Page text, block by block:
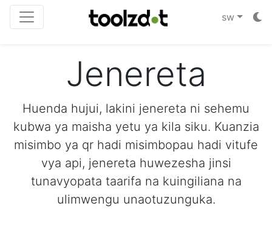
sw
Jenereta
Huenda hujui, lakini jenereta ni sehemu
kubwa ya maisha yetu ya kila siku. Kuanzia
misimbo ya qr hadi misimbopau hadi vitufe
vya api, jenereta huwezesha jinsi
tunavyopata taarifa na kuingiliana na
ulimwengu unaotuzunguka.